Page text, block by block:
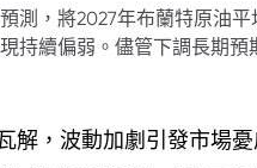
測，將2027年布蘭特原油
持續偏弱。儘管下調長期
桶90美元。該行認為，美
二季度的全球供應缺口（
解，波動加劇引發市場憂